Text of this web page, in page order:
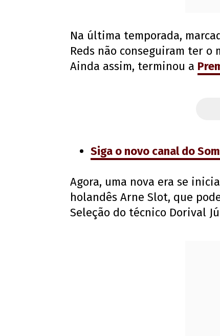
Na última temporada,
Reds não conseguiram ter o
Ainda assim, terminou a
Siga o novo canal do
Agora, uma nova era se
holandês Arne Slot, que
Seleção do técnico Dorival